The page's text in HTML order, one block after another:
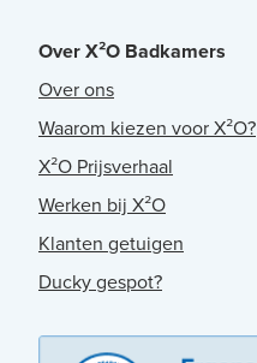
Over X²O Badkamers
Over ons
Waarom kiezen voor X²O?
X²O Prijsverhaal
Werken bij X²O
Klanten getuigen
Ducky gespot?